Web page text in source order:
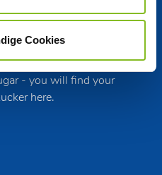
Cookies
looking for a special contact?
- you will find your
here.